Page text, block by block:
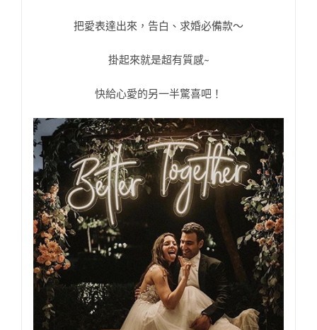
把愛表達出來，告白、求婚必備款～
掛起來就是超有質感~
快給心愛的另一半驚喜吧！